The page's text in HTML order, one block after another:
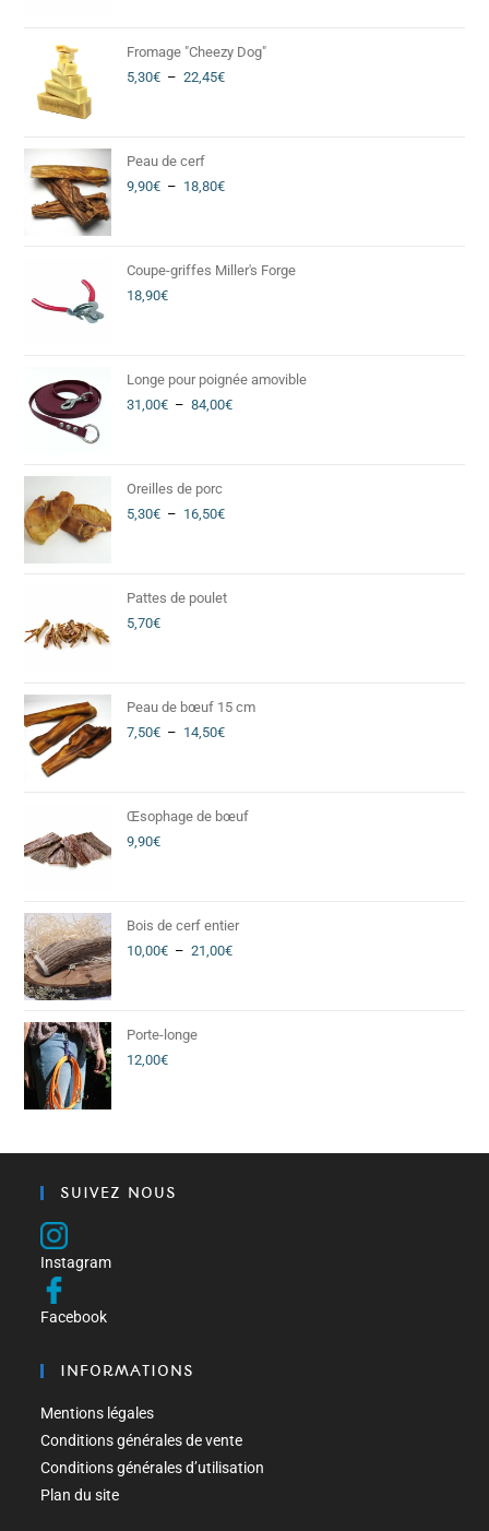
Fromage "Cheezy Dog"
5,30€ – 22,45€
Peau de cerf
9,90€ – 18,80€
Coupe-griffes Miller's Forge
18,90€
Longe pour poignée amovible
31,00€ – 84,00€
Oreilles de porc
5,30€ – 16,50€
Pattes de poulet
5,70€
Peau de bœuf 15 cm
7,50€ – 14,50€
Œsophage de bœuf
9,90€
Bois de cerf entier
10,00€ – 21,00€
Porte-longe
12,00€
SUIVEZ NOUS
Instagram
Facebook
INFORMATIONS
Mentions légales
Conditions générales de vente
Conditions générales d’utilisation
Plan du site